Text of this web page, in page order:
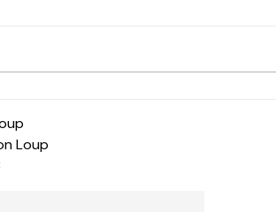
Loup